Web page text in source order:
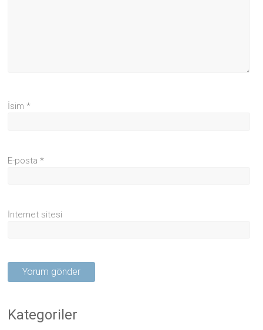
İsim*
E-posta*
İnternet sitesi
Kategoriler